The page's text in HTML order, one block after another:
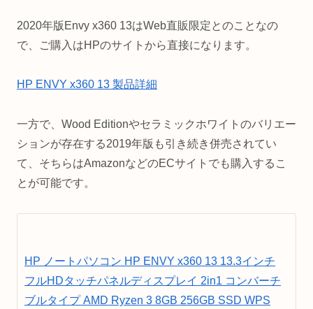
2020年版Envy x360 13はWeb直販限定とのことなの
で、ご購入はHPのサイトから直接になります。
HP ENVY x360 13 製品詳細
一方で、Wood Editionやセラミックホワイトのバリエー
ションが存在する2019年版も引き続き併売されてい
て、そちらはAmazonなどのECサイトでも購入するこ
とが可能です。
HP ノートパソコン HP ENVY x360 13 13.3インチ
フルHDタッチパネルディスプレイ 2in1 コンバーチ
ブルタイプ AMD Ryzen 3 8GB 256GB SSD WPS